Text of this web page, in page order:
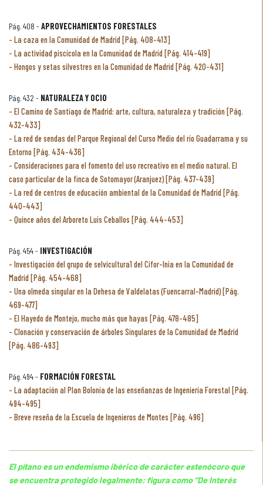
Pág. 408 - APROVECHAMIENTOS FORESTALES
La caza en la Comunidad de Madrid [Pág. 408-413]
La actividad piscícola en la Comunidad de Madrid [Pág. 414-419]
Hongos y setas silvestres en la Comunidad de Madrid [Pág. 420-431]
Pág. 432 - NATURALEZA Y OCIO
El Camino de Santiago de Madrid: arte, cultura, naturaleza y tradición [Pág.
432-433]
La red de sendas del Parque Regional del Curso Medio del río Guadarrama y su
Entorno [Pág. 434-436]
Consideraciones para el fomento del uso recreativo en el medio natural. El
caso particular de la finca de Sotomayor (Aranjuez) [Pág. 437-439]
La red de centros de educación ambiental de la Comunidad de Madrid [Pág.
440-443]
Quince años del Arboreto Luis Ceballos [Pág. 444-453]
Pág. 454 - INVESTIGACIÓN
Investigación del grupo de selvicultura1 del Cifor-Inia en la Comunidad de
Madrid [Pág. 454-468]
Una olmeda singular en la Dehesa de Valdelatas (Fuencarral-Madrid) [Pág.
469-477]
El Hayedo de Montejo, mucho más que hayas [Pág. 478-485]
Clonación y conservación de árboles Singulares de la Comunidad de Madrid
[Pág. 486-493]
Pág. 494 - FORMACIÓN FORESTAL
La adaptación al Plan Bolonia de las enseñanzas de Ingeniería Forestal [Pág.
494-495]
Breve reseña de la Escuela de Ingenieros de Montes [Pág. 496]
El pítano es un endemismo ibérico de carácter estenócoro que
se encuentra protegido legalmente: figura como “De Interés